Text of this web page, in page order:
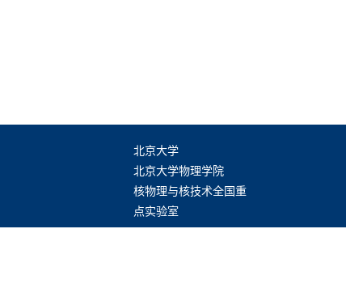
北京大学
北京大学物理学院
核物理与核技术全国重
点实验室